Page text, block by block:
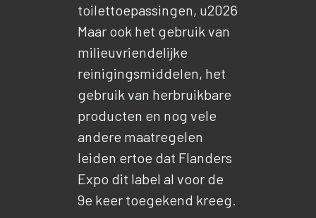
toilettoepassingen, u2026
Maar ook het gebruik van
milieuvriendelijke
reinigingsmiddelen, het
gebruik van herbruikbare
producten en nog vele
andere maatregelen
leiden ertoe dat Flanders
Expo dit label al voor de
9e keer toegekend kreeg.